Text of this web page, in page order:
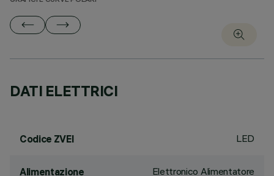
DATI ELETTRICI
Codice ZVEI LED
Alimentazione
Elettronico Alimentatore